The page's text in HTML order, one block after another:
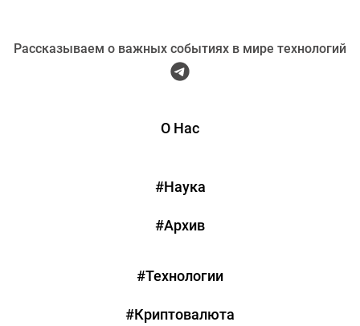
Рассказываем о важных событиях в мире технологий
О Нас
#Наука
#Архив
#Технологии
#Криптовалюта